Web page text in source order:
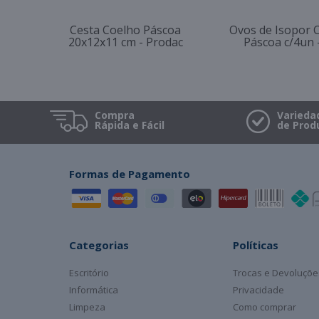
Cesta Coelho Páscoa
20x12x11 cm - Prodac
Ovos de Isopor
Páscoa c/4un
Compra
Rápida e Fácil de
Formas de Pagamento
Categorias
Escritório
Informática
Limpeza
Políticas
Trocas e
Privacidade
Como comprar